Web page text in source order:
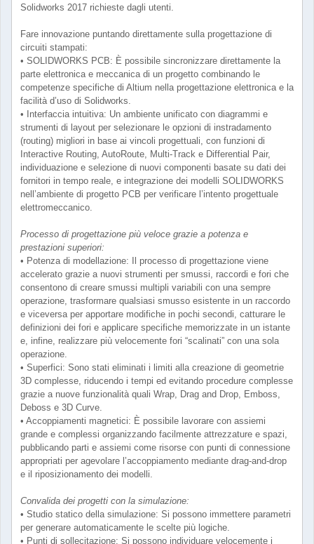
Solidworks 2017 richieste dagli utenti.
Fare innovazione puntando direttamente sulla progettazione di
circuiti stampati:
• SOLIDWORKS PCB: È possibile sincronizzare direttamente la
parte elettronica e meccanica di un progetto combinando le
competenze specifiche di Altium nella progettazione elettronica e la
facilità d’uso di Solidworks.
• Interfaccia intuitiva: Un ambiente unificato con diagrammi e
strumenti di layout per selezionare le opzioni di instradamento
(routing) migliori in base ai vincoli progettuali, con funzioni di
Interactive Routing, AutoRoute, Multi-Track e Differential Pair,
individuazione e selezione di nuovi componenti basate su dati dei
fornitori in tempo reale, e integrazione dei modelli SOLIDWORKS
nell’ambiente di progetto PCB per verificare l’intento progettuale
elettromeccanico.
Processo di progettazione più veloce grazie a potenza e
prestazioni superiori:
• Potenza di modellazione: Il processo di progettazione viene
accelerato grazie a nuovi strumenti per smussi, raccordi e fori che
consentono di creare smussi multipli variabili con una sempre
operazione, trasformare qualsiasi smusso esistente in un raccordo
e viceversa per apportare modifiche in pochi secondi, catturare le
definizioni dei fori e applicare specifiche memorizzate in un istante
e, infine, realizzare più velocemente fori “scalinati” con una sola
operazione.
• Superfici: Sono stati eliminati i limiti alla creazione di geometrie
3D complesse, riducendo i tempi ed evitando procedure complesse
grazie a nuove funzionalità quali Wrap, Drag and Drop, Emboss,
Deboss e 3D Curve.
• Accoppiamenti magnetici: È possibile lavorare con assiemi
grande e complessi organizzando facilmente attrezzature e spazi,
pubblicando parti e assiemi come risorse con punti di connessione
appropriati per agevolare l’accoppiamento mediante drag-and-drop
e il riposizionamento dei modelli.
Convalida dei progetti con la simulazione:
• Studio statico della simulazione: Si possono immettere parametri
per generare automaticamente le scelte più logiche.
• Punti di sollecitazione: Si possono individuare velocemente i